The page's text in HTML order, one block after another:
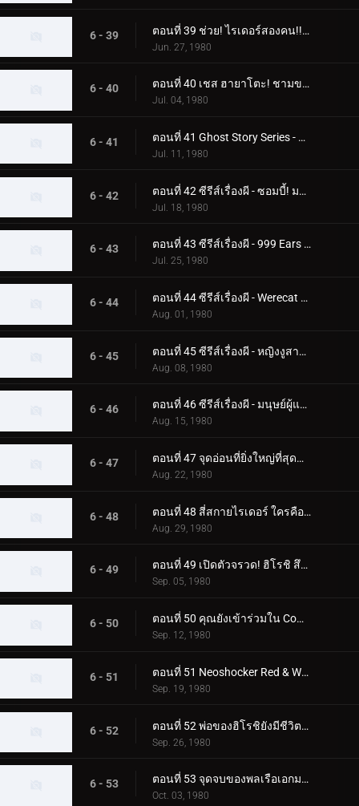
6 - 39 ตอนที่ 39 ช่วย! ไรเดอร์สองคน!! แม่กลายเป็นปีศาจ
Jun. 27, 1980
6 - 40 ตอนที่ 40 เชส ฮายาโตะ! ชามของกัปปะบินผ่านท้องฟ้า
Jul. 04, 1980
6 - 41 ตอนที่ 41 Ghost Story Series - ความลับของอาคาร Phantom
Jul. 11, 1980
6 - 42 ตอนที่ 42 ซีรีส์เรื่องผี - ซอมบี้! มอนสเตอร์ฟื้นคืนชีพแล้ว
Jul. 18, 1980
6 - 43 ตอนที่ 43 ซีรีส์เรื่องผี - 999 Ears ของ Earless Yoshikazu
Jul. 25, 1980
6 - 44 ตอนที่ 44 ซีรีส์เรื่องผี - Werecat ต้องการเลือดเด็ก!
Aug. 01, 1980
6 - 45 ตอนที่ 45 ซีรีส์เรื่องผี - หญิงงูสาปสึคุบะ ฮิโรชิ!
Aug. 08, 1980
6 - 46 ตอนที่ 46 ซีรีส์เรื่องผี - มนุษย์ผู้แตกหัก! ความกลัวศูนย์กลางของกระจก
Aug. 15, 1980
6 - 47 ตอนที่ 47 จุดอ่อนที่ยิ่งใหญ่ที่สุดของ Skyrider! โจมตีจุดบอด 0.5 วินาที
Aug. 22, 1980
6 - 48 ตอนที่ 48 สี่สกายไรเดอร์ ใครคือตัวจริง
Aug. 29, 1980
6 - 49 ตอนที่ 49 เปิดตัวจรวด! ฮิโรชิ สึคุบะไปที่สุสานอวกาศ
Sep. 05, 1980
6 - 50 ตอนที่ 50 คุณยังเข้าร่วมใน Command Boys' Squad ด้วย!
Sep. 12, 1980
6 - 51 ตอนที่ 51 Neoshocker Red & White ศึกตัดสินแห่งความตายครั้งยิ่งใหญ่
Sep. 19, 1980
6 - 52 ตอนที่ 52 พ่อของฮิโรชิยังมีชีวิตอยู่! ในฐานะมนุษย์ที่เปลี่ยนแปลงไป FX777
Sep. 26, 1980
6 - 53 ตอนที่ 53 จุดจบของพลเรือเอกมาจิน! และตัวตนที่แท้จริงของผู้นำที่ยิ่งใหญ่
Oct. 03, 1980